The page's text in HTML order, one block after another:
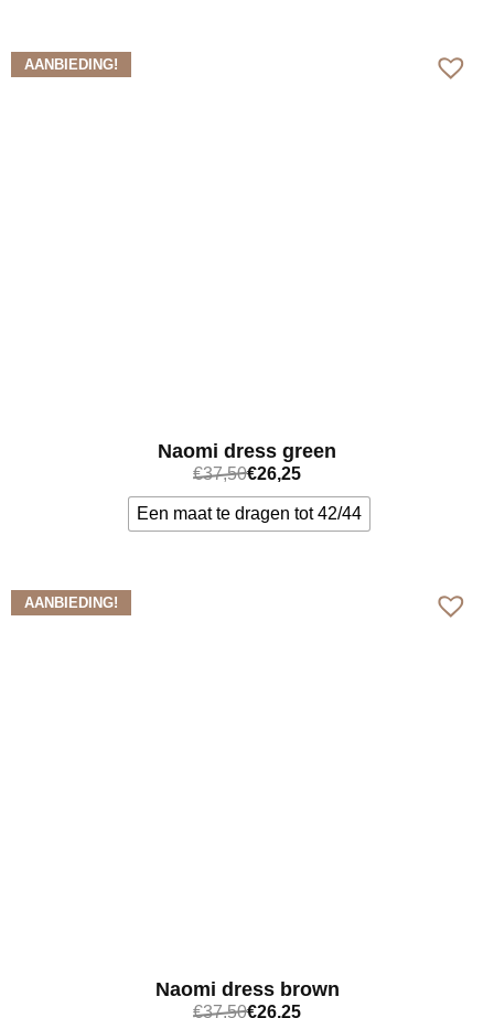
AANBIEDING!
Naomi dress green
€37,50€26,25
Een maat te dragen tot 42/44
AANBIEDING!
Naomi dress brown
€37,50€26,25